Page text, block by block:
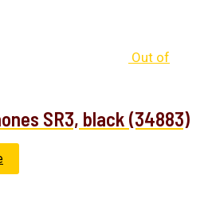
Out of
SR3, black (34883)